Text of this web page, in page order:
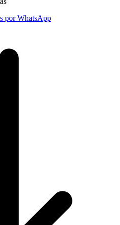
por WhatsApp